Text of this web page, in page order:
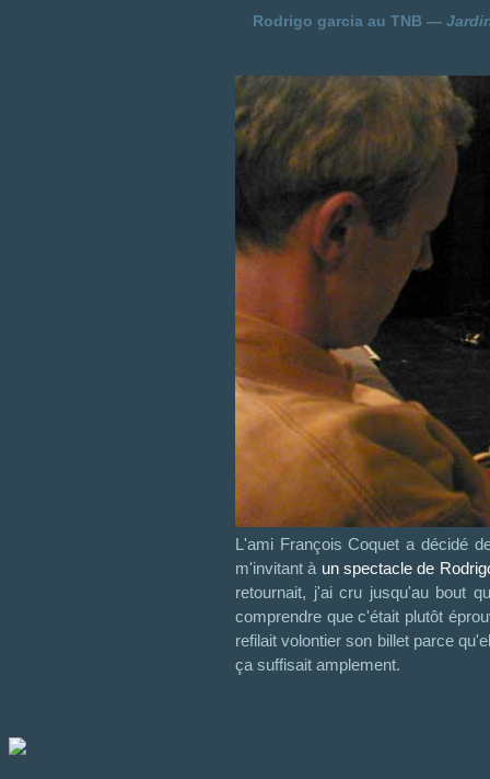
Rodrigo garcia au TNB —
L'ami François Coquet a décidé
m'invitant à un spectacle de
retournait, j'ai cru jusqu'au bout
comprendre que c'était plutôt
refilait volontier son billet parce
ça suffisait amplement.